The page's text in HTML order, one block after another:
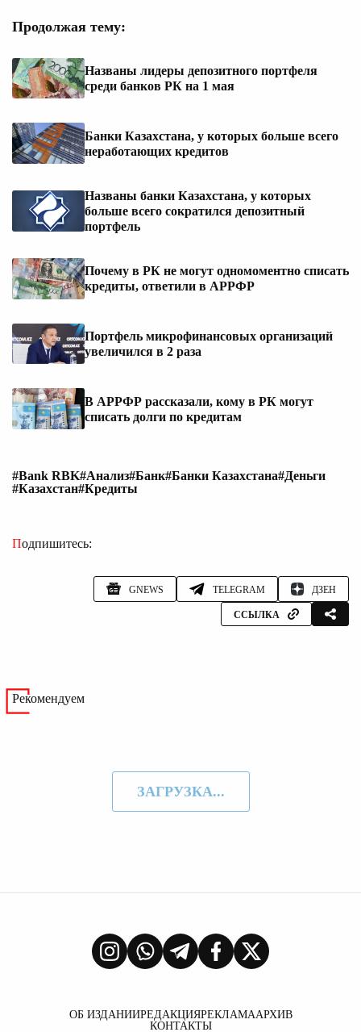
Продолжая тему:
Названы лидеры депозитного портфеля
среди банков РК на 1 мая
Банки Казахстана, у которых больше всего
неработающих кредитов
Названы банки Казахстана, у которых
больше всего сократился депозитный
портфель
Почему в РК не могут одномоментно списать
кредиты, ответили в АРРФР
Портфель микрофинансовых организаций
увеличился в 2 раза
В АРРФР рассказали, кому в РК могут
списать долги по кредитам
#Bank RBK#Анализ#Банк#Банки Казахстана#Деньги
#Казахстан#Кредиты
Подпишитесь:
GNEWS TELEGRAM ДЗЕН
ССЫЛКА
Рекомендуем
ЗАГРУЗКА...
ОБ ИЗДАНИИРЕДАКЦИЯРЕКЛАМААРХИВ
КОНТАКТЫ